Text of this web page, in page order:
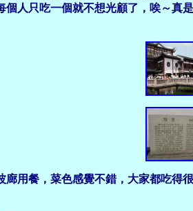
個人只吃一個就不想光顧了，唉～真
用餐，菜色感覺不錯，大家都吃得